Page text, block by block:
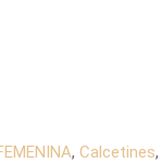
, Calcetines,